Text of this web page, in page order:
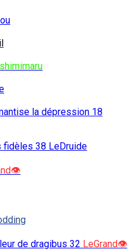
la dépression 18
fidèles 38 LeDruide
de dragibus 32 LeGrand👁️